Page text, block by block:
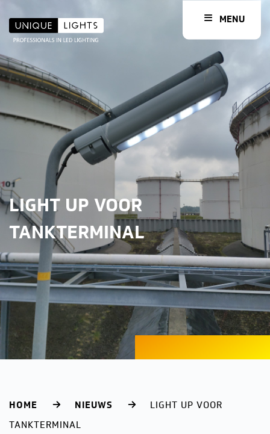
MENU
LIGHT UP VOOR
TANKTERMINAL
HOME NIEUWS
LIGHT UP VOOR
TANKTERMINAL